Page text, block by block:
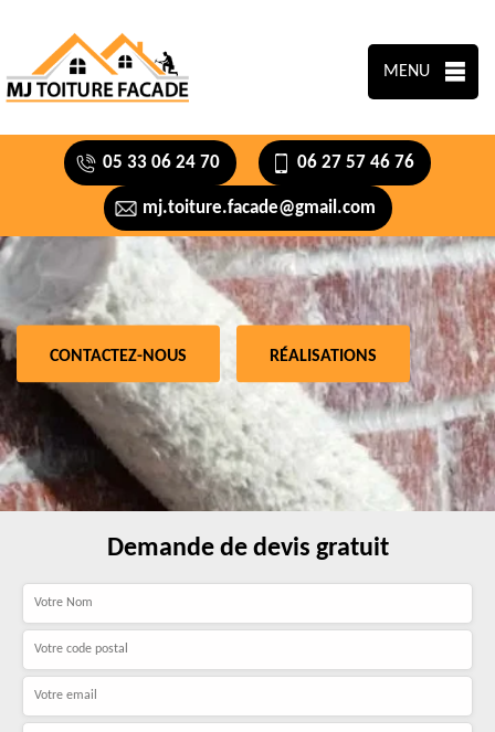
MENU
05 33 06 24 70 06 27 57 46 76
mj.toiture.facade@gmail.com
CONTACTEZ-NOUS RÉALISATIONS
Demande de devis gratuit